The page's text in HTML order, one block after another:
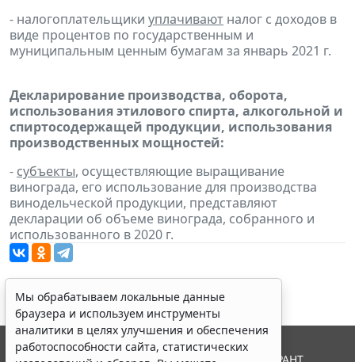
- налогоплательщики уплачивают налог с доходов в
виде процентов по государственным и
муниципальным ценным бумагам за январь 2021 г.
Декларирование производства, оборота,
использования этилового спирта, алкогольной и
спиртосодержащей продукции, использования
производственных мощностей:
- субъекты, осуществляющие выращивание
винограда, его использование для производства
винодельческой продукции, представляют
декларации об объеме винограда, собранного и
использованного в 2020 г.
Мы обрабатываем локальные данные
браузера и используем инструменты
аналитики в целях улучшения и обеспечения
работоспособности сайта, статистических